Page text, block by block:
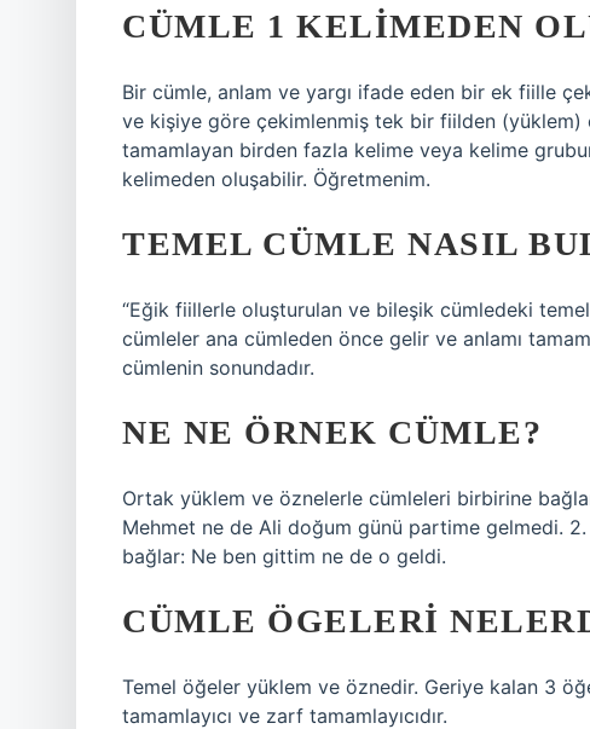
CÜMLE 1 KELIMEDEN
Bir cümle, anlam ve yargı ifade eden bir ek fiille
ve kişiye göre çekimlenmiş tek bir fiilden
tamamlayan birden fazla kelime veya kelime
kelimeden oluşabilir. Öğretmenim.
TEMEL CÜMLE NASIL
“Eğik fiillerle oluşturulan ve bileşik cümledeki temel
cümleler ana cümleden önce gelir ve anlamı
cümlenin sonundadır.
NE NE ÖRNEK CÜMLE?
Ortak yüklem ve öznelerle cümleleri birbirine
Mehmet ne de Ali doğum günü partime gelmedi.
bağlar: Ne ben gittim ne de o geldi.
CÜMLE ÖGELERI
Temel öğeler yüklem ve öznedir. Geriye kalan 3
tamamlayıcı ve zarf tamamlayıcıdır.